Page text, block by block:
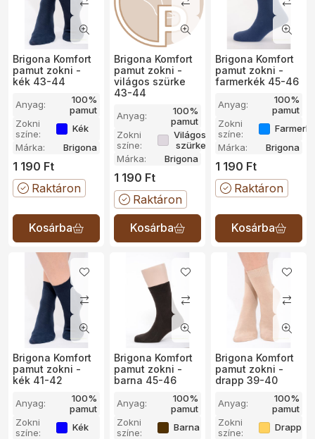
Brigona Komfort
pamut zokni -
kék 43-44
Anyag:
100%
pamut
Zokni
színe:
Kék
Márka:
Brigona
1 190 Ft
Raktáron
Brigona Komfort
pamut zokni -
világos szürke
43-44
Anyag:
100%
pamut
Zokni
színe:
Világos
szürke
Márka:
Brigona
1 190 Ft
Raktáron
Brigona Komfort
pamut zokni -
farmerkék 45-46
Anyag:
100%
pamut
Zokni
színe:
Márka:
Brigona
1 190 Ft
Raktáron
Brigona Komfort
pamut zokni -
kék 41-42
Anyag:
100%
pamut
Zokni
színe:
Kék
Brigona Komfort
pamut zokni -
barna 45-46
Anyag:
100%
pamut
Zokni
színe:
Barna
Brigona Komfort
pamut zokni -
drapp 39-40
Anyag:
100%
pamut
Zokni
színe:
Drapp